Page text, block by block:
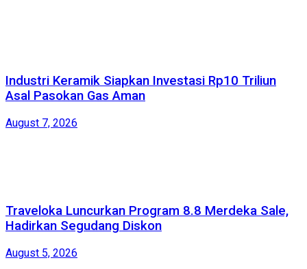
Industri Keramik Siapkan Investasi Rp10 Triliun
Asal Pasokan Gas Aman
August 7, 2026
Traveloka Luncurkan Program 8.8 Merdeka Sale,
Hadirkan Segudang Diskon
August 5, 2026